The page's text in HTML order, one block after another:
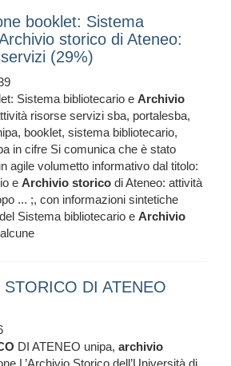
booklet: Sistema
storico di Ateneo:
(29%)
Sistema bibliotecario e Archivio
risorse servizi sba, portalesba,
booklet, sistema bibliotecario,
in cifre Si comunica che è stato
agile volumetto informativo dal titolo:
e Archivio storico di Ateneo: attività
... ;, con informazioni sintetiche
Sistema bibliotecario e Archivio
DI ATENEO
DI ATENEO unipa, archivio